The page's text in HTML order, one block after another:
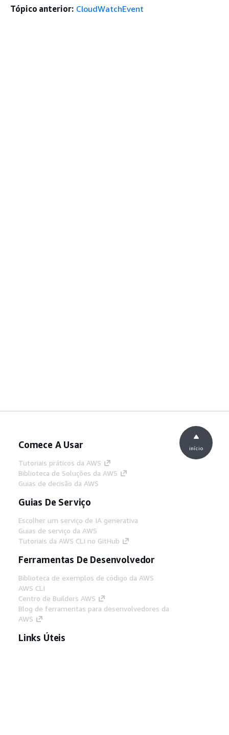
Tópico anterior: CloudWatchEvent
Comece A Usar
Tutoriais práticos da AWS
Biblioteca de Soluções da AWS
Guias de decisão da AWS
Guias De Serviço
Escolher um serviço de IA generativa
Guias de serviço da AWS
Tutoriais da AWS CLI no GitHub
Ferramentas De Desenvolvedor
Biblioteca de exemplos de código da AWS
AWS CLI
Centro de Builders AWS
Blog de ferramentas para desenvolvedores da
AWS
Links Úteis
início